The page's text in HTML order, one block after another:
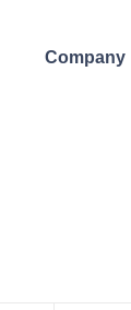
Company